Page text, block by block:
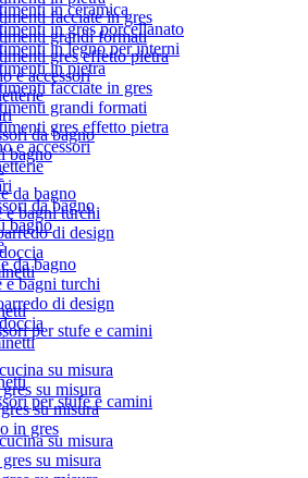
in ceramica
in gres porcellanato
in legno per interni
in pietra
facciate in gres
grandi formati
gres effetto pietra
e accessori
da bagno
bagno
da bagno
e bagni turchi
di design
per stufe e camini
su misura
su misura
facciate in gres
grandi formati
gres effetto pietra
e accessori
da bagno
bagno
da bagno
e bagni turchi
di design
per stufe e camini
su misura
su misura
su misura
in gres